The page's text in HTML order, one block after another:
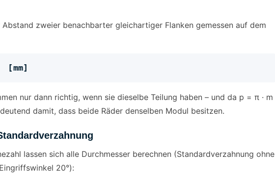
zweier benachbarter gleichartiger Flanken gemessen auf dem
nur dann richtig, wenn sie dieselbe Teilung haben – und da p = π · m
damit, dass beide Räder denselben Modul besitzen.
lassen sich alle Durchmesser berechnen (Standardverzahnung ohne
20°):